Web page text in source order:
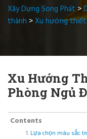
Xây Dựng Song Phát>
thành >Xu hướng thiết
Xu Hướng
Phòng Ngủ
Contents
Lựa chọn màu sắc